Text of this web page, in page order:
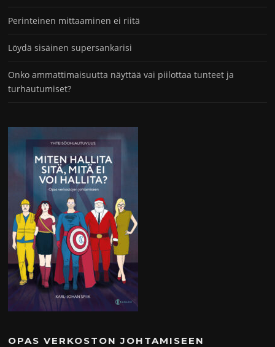
Perinteinen mittaaminen ei riitä
Löydä sisäinen supersankarisi
Onko ammattimaisuutta näyttää vai piilottaa tunteet ja
turhautumiset?
OPAS VERKOSTON JOHTAMISEEN